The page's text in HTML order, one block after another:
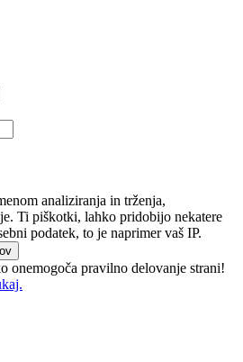
analiziranja in trženja,
Ti piškotki, lahko pridobijo nekatere
podatek, to je naprimer vaš IP.
onemogoča pravilno delovanje strani!